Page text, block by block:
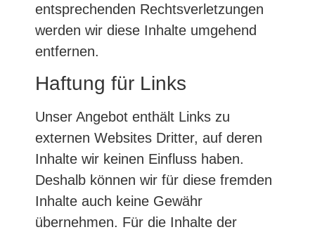
entsprechenden Rechtsverletzungen
werden wir diese Inhalte umgehend
entfernen.
Haftung für Links
Unser Angebot enthält Links zu
externen Websites Dritter, auf deren
Inhalte wir keinen Einfluss haben.
Deshalb können wir für diese fremden
Inhalte auch keine Gewähr
übernehmen. Für die Inhalte der